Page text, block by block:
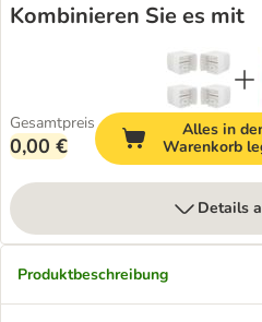
Kombinieren Sie es mit
Gesamtpreis
0,00 €
Alles in
Warenkorb
Details
Produktbeschreibung